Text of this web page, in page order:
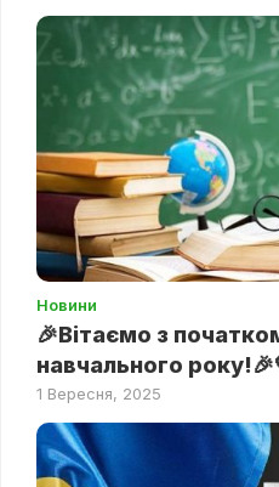
Новини
🎉Вітаємо з
навчального
1 Вересня, 2025